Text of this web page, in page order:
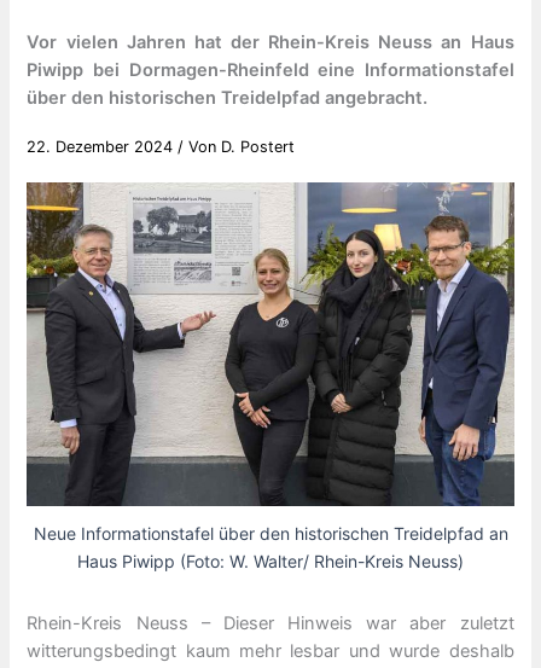
Vor vielen Jahren hat der Rhein-Kreis Neuss an Haus
Piwipp bei Dormagen-Rheinfeld eine Informationstafel
über den historischen Treidelpfad angebracht.
22. Dezember 2024 / Von D. Postert
Neue Informationstafel über den historischen Treidelpfad an
Haus Piwipp (Foto: W. Walter/ Rhein-Kreis Neuss)
Rhein-Kreis Neuss – Dieser Hinweis war aber zuletzt
witterungsbedingt kaum mehr lesbar und wurde deshalb